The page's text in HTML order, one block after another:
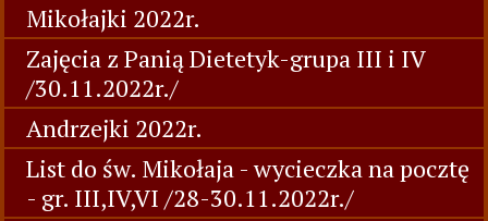
Mikołajki 2022r.
Zajęcia z Panią Dietetyk-grupa III i IV
/30.11.2022r./
Andrzejki 2022r.
List do św. Mikołaja - wycieczka na pocztę
- gr. III,IV,VI /28-30.11.2022r./